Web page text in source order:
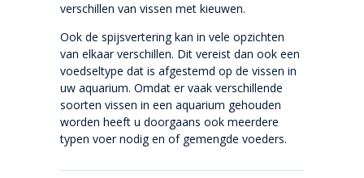
verschillen van vissen met kieuwen.
Ook de spijsvertering kan in vele opzichten
van elkaar verschillen. Dit vereist dan ook een
voedseltype dat is afgestemd op de vissen in
uw aquarium. Omdat er vaak verschillende
soorten vissen in een aquarium gehouden
worden heeft u doorgaans ook meerdere
typen voer nodig en of gemengde voeders.